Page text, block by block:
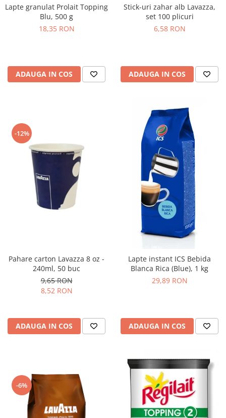
Lapte granulat Prolait Topping
Blu, 500 g
18,35 RON
ADAUGA IN COS
Stick-uri zahar alb Lavazza,
set 100 plicuri
6,58 RON
ADAUGA IN COS
-12%
Pahare carton Lavazza 8 oz -
240ml, 50 buc
9,65 RON
8,52 RON
ADAUGA IN COS
Lapte instant ICS Bebida
Blanca Rica (Blue), 1 kg
29,89 RON
ADAUGA IN COS
-6%